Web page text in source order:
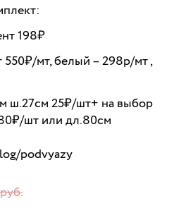
198₽
мт, белый – 298р/мт ,
ш.27см 25₽/шт+ на выбор
шт или дл.80см
podvyazy